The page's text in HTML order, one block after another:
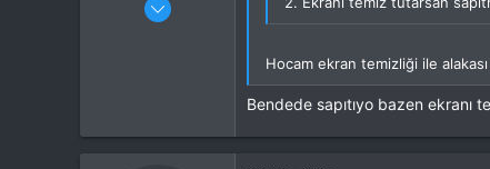
Hocam ekran temizliği ile
Bendede sapıtıyo bazen ekranı